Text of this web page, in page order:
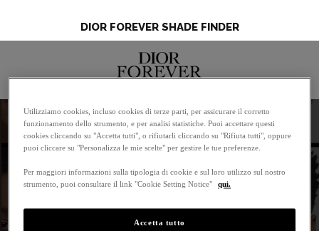
DIOR FOREVER SHADE FINDER